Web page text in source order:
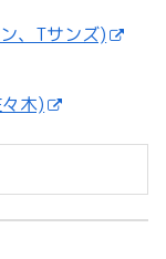
、Tサンズ)
木)